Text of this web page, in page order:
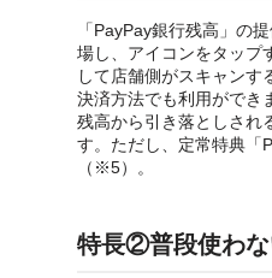
「PayPay銀行残高」の
場し、アイコンをタップ
して店舗側がスキャン
決済方法でも利用ができ
残高から引き落としされ
す。ただし、定常特典「
（※5）。
特長②普段使わな